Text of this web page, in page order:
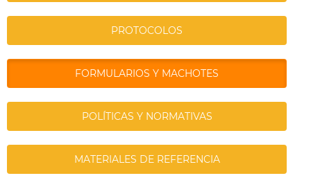
PROTOCOLOS
FORMULARIOS Y MACHOTES
POLÍTICAS Y NORMATIVAS
MATERIALES DE REFERENCIA